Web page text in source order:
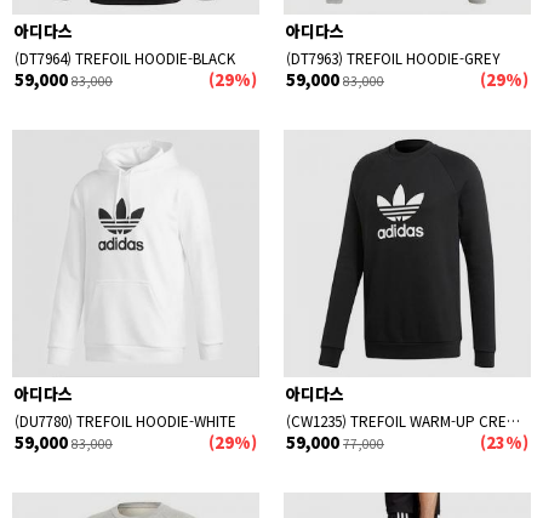
아디다스
(DT7964) TREFOIL HOODIE-BLACK
59,000 83,000 (29%)
아디다스
(DT7963) TREFOIL HOODIE-GREY
59,000 83,000 (29%)
아디다스
(DU7780) TREFOIL HOODIE-WHITE
59,000 83,000 (29%)
아디다스
(CW1235) TREFOIL WARM-UP CREW SWEATSHIRT-BLACK
59,000 77,000 (23%)